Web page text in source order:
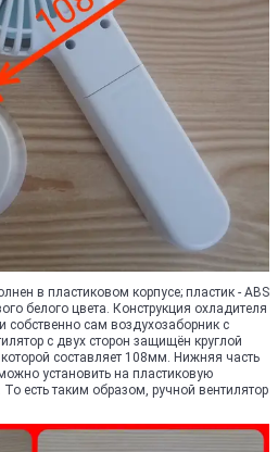
в пластиковом корпусе; пластик - ABS
белого цвета. Конструкция охладителя
собственно сам воздухозаборник с
с двух сторон защищён круглой
составляет 108мм. Нижняя часть
установить на пластиковую
есть таким образом, ручной вентилятор